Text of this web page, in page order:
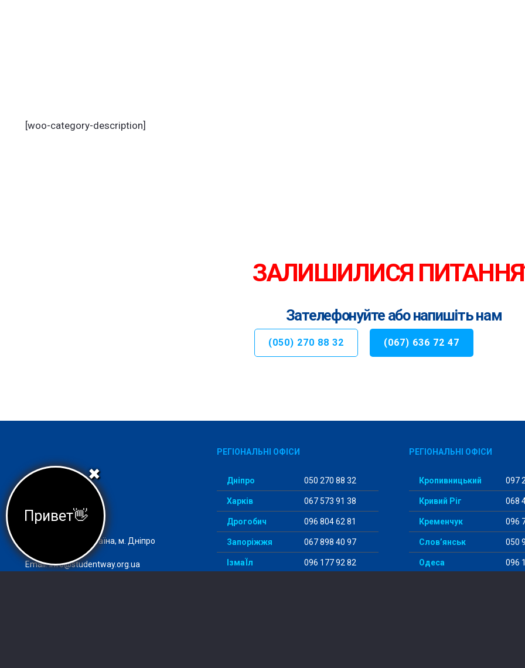
[woo-category-description]
ЗАЛИШИЛИСЯ
Зателефонуйте або напишіть нам
(050) 270 88 32 (067) 636 72 47
Агеція StudentWay –
комфортний вступ
Адреса: 49000, Україна, м. Дніпро
Email:info@studentway.org.ua
РЕГІОНАЛЬНІ ОФІСИ
Дніпро 050 270 88 32
Харків 067 573 91 38
Дрогобич 096 804 62 81
Запоріжжя 067 898 40 97
ІзмаЇл 096 177 92 82
РЕГІОНАЛЬНІ ОФІСИ
Кропивницький 097
Кривий Ріг 068
Кременчук 096
Слов’янськ 050
Одеса 096
✖
Привет👋